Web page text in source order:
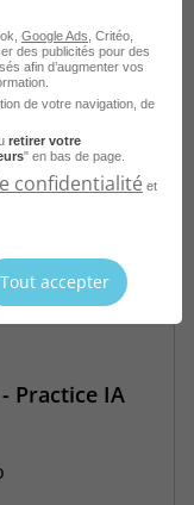
Practice IA
Google Ads , Critéo,
des publicités pour des
afin d’augmenter vos
de votre navigation, de
retirer votre
" en bas de page.
confidentialité et
Tout accepter